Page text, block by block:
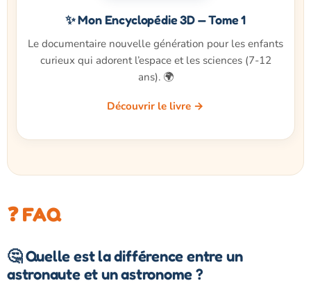
✨ Mon Encyclopédie 3D — Tome 1
Le documentaire nouvelle génération pour les enfants
curieux qui adorent l’espace et les sciences (7-12
ans). 🌍
Découvrir le livre →
❓ FAQ
🤔 Quelle est la différence entre un
astronaute et un astronome ?